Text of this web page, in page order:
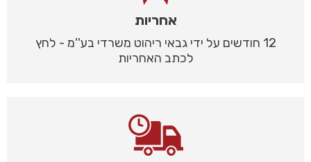
אחריות
12 חודשים על ידי גבאי ריהוט משרדי בע''מ - לחץ
לכתב האחריות